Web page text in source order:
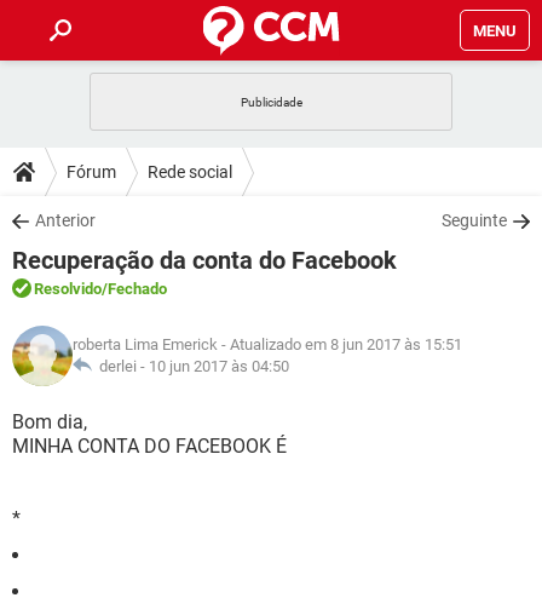
MENU
CELULAR
OUTLOOK
INSTAGRAM GMAIL
GUIA DE COMPRAS
DICAS
JOGOS
OUTLOOK
INSTAGRAM
GUIA DE COMPRAS
DOWNLOADS
JOGOS WHATSAPP
CELULAR
OUTLOOK EXCEL
INSTAGRAM
GUIA DE COMPRAS
FÓRUM
JOGOS
CELULAR
INSTAGRAM
GLOSSÁRIO
JOGOS
CELULAR
Fórum Rede social
Anterior Seguinte
Recuperação da conta do Facebook
Resolvido/Fechado
roberta Lima Emerick - Atualizado em 8 jun 2017 às 15:51
derlei - 10 jun 2017 às 04:50
Bom dia,
MINHA CONTA DO FACEBOOK É
*